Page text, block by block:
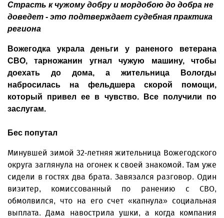
Страсть к чужому добру и мордобою до добра не
доведет - это подтверждает судебная практика
региона
Вожегодка украла деньги у раненого ветерана
СВО, тарножанин угнал чужую машину, чтобы
доехать до дома, а жительница Вологды
набросилась на фельдшера скорой помощи,
который привел ее в чувство. Все получили по
заслугам.
Бес попутал
Минувшей зимой 32-летняя жительница Вожегодского
округа заглянула на огонек к своей знакомой. Там уже
сидели в гостях два брата. Завязался разговор. Один
визитер, комиссованный по ранению с СВО,
обмолвился, что на его счет «капнула» социальная
выплата. Дама навострила ушки, а когда компания